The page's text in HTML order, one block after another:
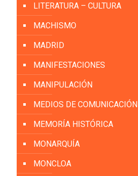
LITERATURA – CULTURA
MACHISMO
MADRID
MANIFESTACIONES
MANIPULACIÓN
MEDIOS DE COMUNICACIÓN
MEMORÍA HISTÓRICA
MONARQUÍA
MONCLOA